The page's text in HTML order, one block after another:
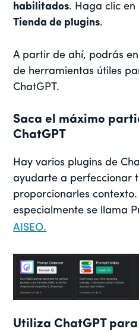
habilitados. Haga clic en
Tienda de plugins.
A partir de ahí, podrás
de herramientas útiles
ChatGPT.
Saca el máximo
ChatGPT
Hay varios plugins de
ayudarte a perfeccionar
proporcionarles
especialmente se llama
AISEO.
Utiliza ChatGPT